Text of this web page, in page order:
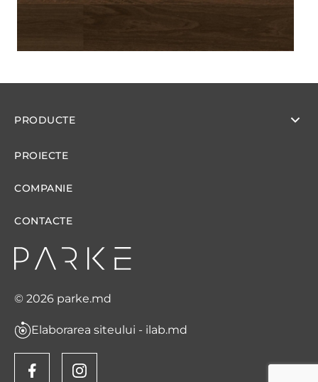
© 2026 parke.md
Elaborarea siteului - ilab.md
PRODUCTE
PROIECTE
COMPANIE
CONTACTE